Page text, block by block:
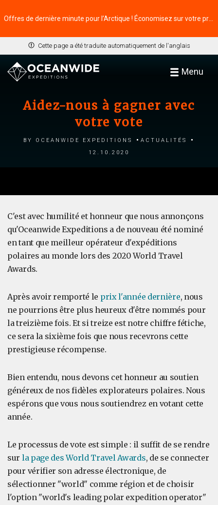
Cette page a été traduite automatiquement de l'anglais
Menu
Aidez-nous à gagner avec
votre vote
by Oceanwide Expeditions
Actualités
12.10.2020
C'est avec humilité et honneur que nous annonçons
qu'Oceanwide Expeditions a de nouveau été nominé
en tant que meilleur opérateur d'expéditions
polaires au monde lors des 2020 World Travel
Awards.
Après avoir remporté le prix l'année dernière, nous
ne pourrions être plus heureux d'être nommés pour
la treizième fois. Et si treize est notre chiffre fétiche,
ce sera la sixième fois que nous recevrons cette
prestigieuse récompense.
Bien entendu, nous devons cet honneur au soutien
généreux de nos fidèles explorateurs polaires. Nous
espérons que vous nous soutiendrez en votant cette
année.
Le processus de vote est simple : il suffit de se rendre
sur la page des World Travel Awards, de se connecter
pour vérifier son adresse électronique, de
sélectionner "world" comme région et de choisir
l'option "world's leading polar expedition operator"